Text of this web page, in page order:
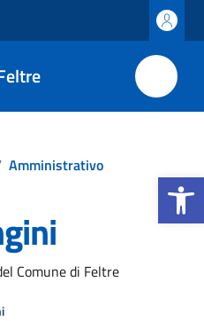
Apri la
Amministrativo
Comune di Feltre